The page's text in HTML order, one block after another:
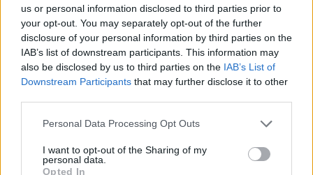
us or personal information disclosed to third parties prior to
your opt-out. You may separately opt-out of the further
disclosure of your personal information by third parties on the
IAB’s list of downstream participants. This information may
also be disclosed by us to third parties on the IAB’s List of
Downstream Participants that may further disclose it to other
Please note that this website/app uses one or more Google
not limited to your visit or usage behaviour. You may click to
grant or deny consent to Google and its third-party tags to
Personal Data Processing Opt Outs
I want to opt-out of the Sharing of my
personal data.
Opted In